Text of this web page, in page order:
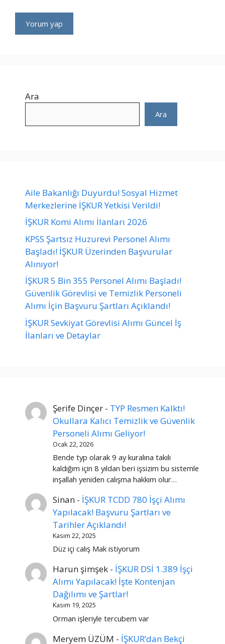
Ara
Ara
Aile Bakanlığı Duyurdu! Sosyal Hizmet
Merkezlerine İŞKUR Yetkisi Verildi!
İŞKUR Komi Alımı İlanları 2026
KPSS Şartsız Huzurevi Personel Alımı
Başladı! İŞKUR Üzerinden Başvurular
Alınıyor!
İŞKUR 5 Bin 355 Personel Alımı Başladı!
Güvenlik Görevlisi ve Temizlik Personeli
Alımı İçin Başvuru Şartları Açıklandı!
İŞKUR Sevkiyat Görevlisi Alımı Güncel İş
İlanları ve Detaylar
Şerife Dinçer - TYP Resmen Kalktı!
Okullara Kalıcı Temizlik ve Güvenlik
Personeli Alımı Geliyor!
Ocak 22, 2026
Bende typ olarak 9 ay kuralına takılı
kaldığım için 8 yıldan beri işsizim bu sistemle
inşallah yeniden calışma hakkım olur…
Sinan - İŞKUR TCDD 780 İşçi Alımı
Yapılacak! Başvuru Şartları ve
Tarihler Açıklandı!
Kasım 22, 2025
Düz içi calış Mak istiyorum
Harun şimşek - İŞKUR DSİ 1.389 İşçi
Alımı Yapılacak! İşte Kontenjan
Dağılımı ve Şartlar!
Kasım 19, 2025
Orman işleriyle tercubem var
Meryem ÜZÜM - İŞKUR’dan Bekçi